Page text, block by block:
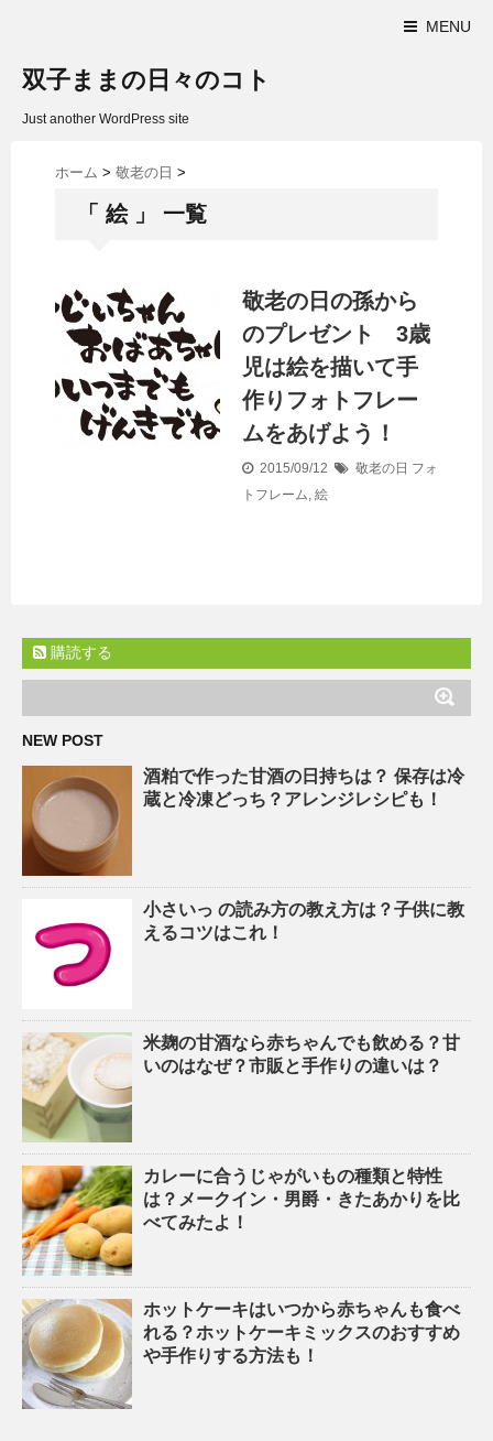
MENU
双子ままの日々のコト
Just another WordPress site
ホーム > 敬老の日 >
「 絵 」 一覧
敬老の日の孫から
のプレゼント 3歳
児は絵を描いて手
作りフォトフレー
ムをあげよう！
2015/09/12 敬老の日 フォ
トフレーム, 絵
購読する
NEW POST
酒粕で作った甘酒の日持ちは？ 保存は冷
蔵と冷凍どっち？アレンジレシピも！
小さいっ の読み方の教え方は？子供に教
えるコツはこれ！
米麹の甘酒なら赤ちゃんでも飲める？甘
いのはなぜ？市販と手作りの違いは？
カレーに合うじゃがいもの種類と特性
は？メークイン・男爵・きたあかりを比
べてみたよ！
ホットケーキはいつから赤ちゃんも食べ
れる？ホットケーキミックスのおすすめ
や手作りする方法も！